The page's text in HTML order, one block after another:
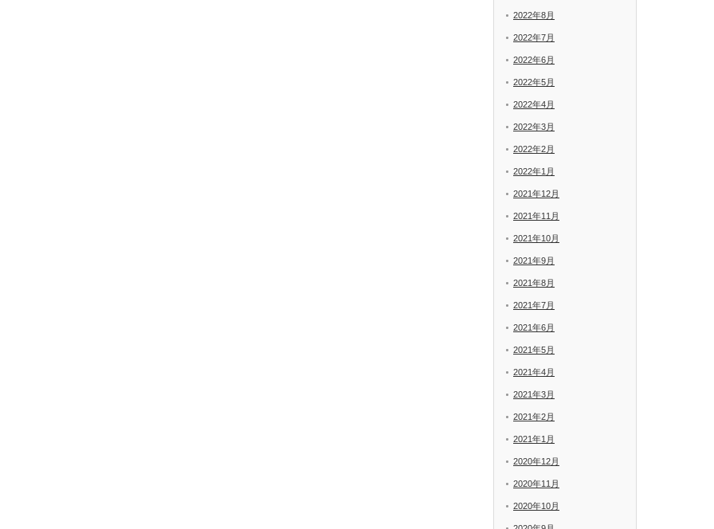
2022年8月
2022年7月
2022年6月
2022年5月
2022年4月
2022年3月
2022年2月
2022年1月
2021年12月
2021年11月
2021年10月
2021年9月
2021年8月
2021年7月
2021年6月
2021年5月
2021年4月
2021年3月
2021年2月
2021年1月
2020年12月
2020年11月
2020年10月